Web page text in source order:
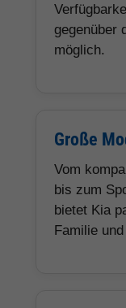
gegenüber
möglich.
Große
Vom
bis zum
bietet Kia
Familie